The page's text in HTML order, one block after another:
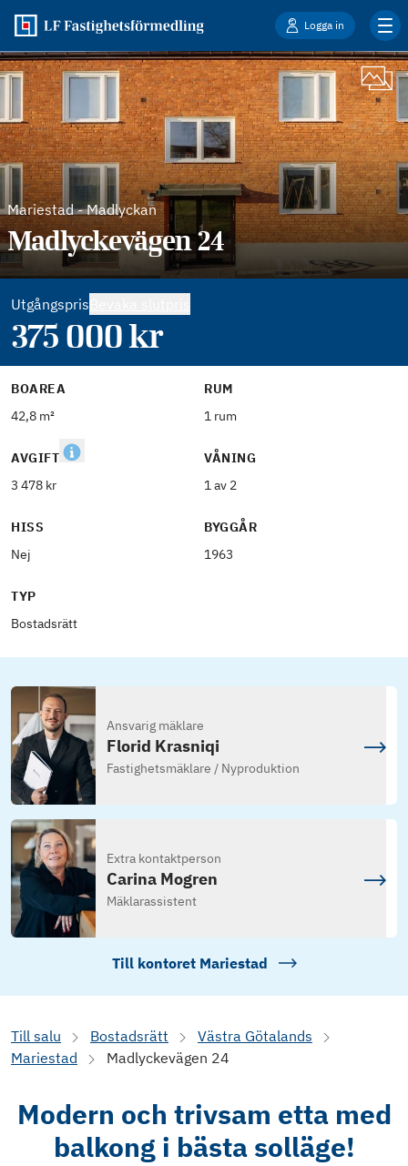
Logga in
Mariestad-Madlyckan
Madlyckevägen 24
Utgångspris
375 000kr
BOAREA
42,8 m²
RUM
1 rum
AVGIFT
3 478 kr
VÅNING
1 av 2
HISS
Nej
BYGGÅR
1963
TYP
Bostadsrätt
Ansvarig mäklare
Florid Krasniqi
Fastighetsmäklare / Nyproduktion
Extra kontaktperson
Carina Mogren
Mäklarassistent
Till kontoret Mariestad
Till salu Bostadsrätt
Västra Götalands
Mariestad
Madlyckevägen 24
Modern och trivsam etta med
balkong i bästa solläge!